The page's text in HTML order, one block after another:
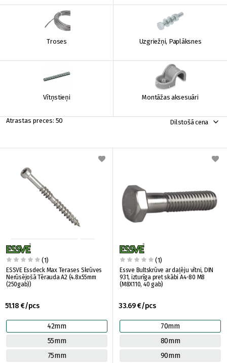
Troses Uzgriežņi, Paplāksnes
Vītņstieņi Montāžas aksesuāri
50 Dilstošā cena
(1)
ESSVE Essdeck Max Terases Skrūves
Nerūsējošā Tērauda A2 (4.8x55mm
(250gab))
51.18 €/pcs
42mm
55mm
75mm
(1)
Essve Bultskrūve ar daļēju vītni, DIN
931, izturīga pret skābi A4-80 M8
(M8X110, 40 gab)
33.69 €/pcs
70mm
80mm
90mm